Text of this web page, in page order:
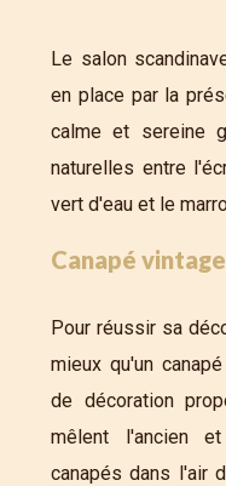
Le salon
en place par la
calme et sereine
naturelles entre
vert d'eau et le
Canapé vintage
Pour réussir sa
mieux qu'un
de décoration
mêlent l'ancien
canapés dans l'air